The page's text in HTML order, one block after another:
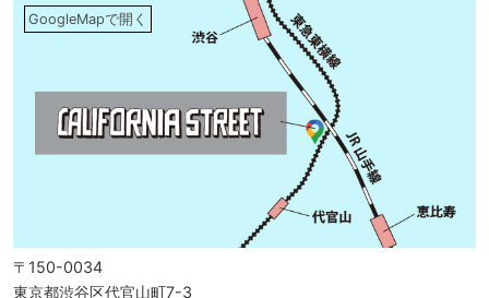
GoogleMapで開く
〒150-0034
東京都渋谷区代官山町7-3